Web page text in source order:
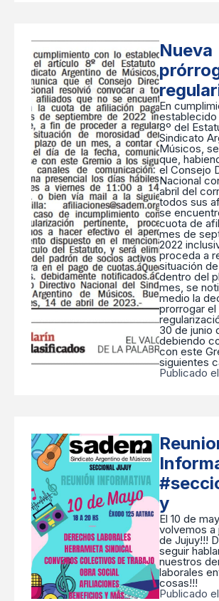
Nueva
En
establecido
8º del
Sindicato
Músicos,
que,
el Consejo
Nacional
abril del
todos sus
se
cuota de
mes de
2022
proceda a
situación
dentro del
mes, se
medio la
prorrogar el
30 de junio
debiendo
con este
siguientes
Publicado
y
El 10 de
volvemos a
de Jujuy!!!
seguir
nuestros
laborales
cosas!!!
Publicado